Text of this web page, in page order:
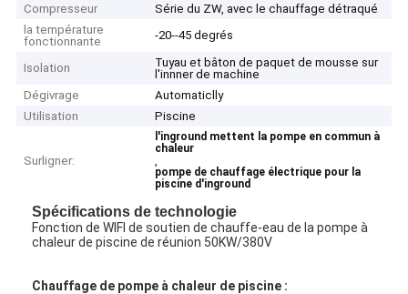
Compresseur
Série du ZW, avec le chauffage détraqué
la température
fonctionnante
-20--45 degrés
Isolation
Tuyau et bâton de paquet de mousse sur
l'innner de machine
Dégivrage
Automaticlly
Utilisation
Piscine
Surligner:
l'inground mettent la pompe en commun à
chaleur
,
pompe de chauffage électrique pour la
piscine d'inground
Spécifications de technologie
Fonction de WIFI de soutien de chauffe-eau de la pompe à
chaleur de piscine de réunion 50KW/380V
Chauffage de pompe à chaleur de piscine :